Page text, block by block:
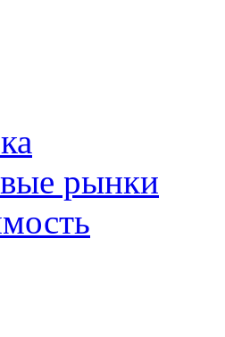
рынки